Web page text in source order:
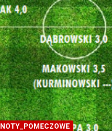
NOTY_POMECZOWE